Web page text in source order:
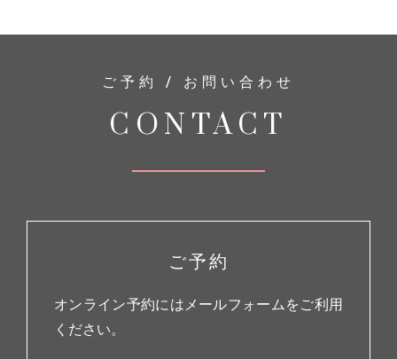
ご予約 / お問い合わせ
CONTACT
ご予約
オンライン予約にはメールフォームをご利用
ください。